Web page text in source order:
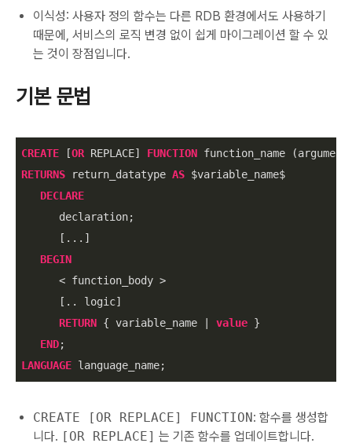
이식성: 사용자 정의 함수는 다른 RDB 환경에서도 사용하기
때문에, 서비스의 로직 변경 없이 쉽게 마이그레이션 할 수 있
는 것이 장점입니다.
기본 문법
CREATE [OR REPLACE] FUNCTION
RETURNS return_datatype AS $variable_name$
DECLARE
      declaration;
      [...]
BEGIN
< function_body >
      [.. logic]
RETURN { variable_name value }
END
LANGUAGE language_name;
CREATE [OR REPLACE] FUNCTION: 함수를 생성합
니다. [OR REPLACE] 는 기존 함수를 업데이트합니다.